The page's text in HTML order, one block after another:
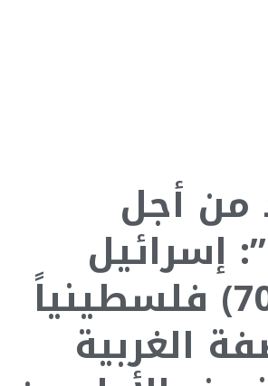
من أجل
إسرائيل
قتلت (70) فلسطينياً
الغربية